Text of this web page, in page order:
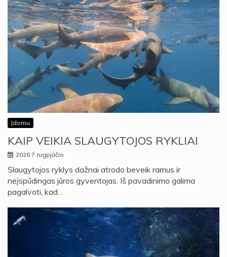
Įdomu
KAIP VEIKIA SLAUGYTOJOS RYKLIAI
2026 7 rugpjūčio
Slaugytojos ryklys dažnai atrodo beveik ramus ir
neįspūdingas jūros gyventojas. Iš pavadinimo galima
pagalvoti, kad…